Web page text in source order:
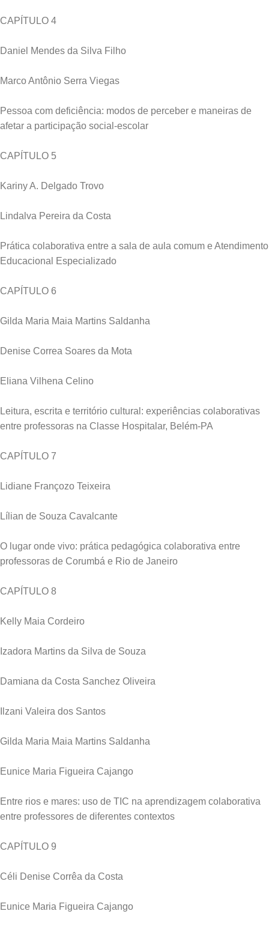
CAPÍTULO 4
Daniel Mendes da Silva Filho
Marco Antônio Serra Viegas
Pessoa com deficiência: modos de perceber e maneiras de
afetar a participação social-escolar
CAPÍTULO 5
Kariny A. Delgado Trovo
Lindalva Pereira da Costa
Prática colaborativa entre a sala de aula comum e Atendimento
Educacional Especializado
CAPÍTULO 6
Gilda Maria Maia Martins Saldanha
Denise Correa Soares da Mota
Eliana Vilhena Celino
Leitura, escrita e território cultural: experiências colaborativas
entre professoras na Classe Hospitalar, Belém-PA
CAPÍTULO 7
Lidiane Françozo Teixeira
Lílian de Souza Cavalcante
O lugar onde vivo: prática pedagógica colaborativa entre
professoras de Corumbá e Rio de Janeiro
CAPÍTULO 8
Kelly Maia Cordeiro
Izadora Martins da Silva de Souza
Damiana da Costa Sanchez Oliveira
Ilzani Valeira dos Santos
Gilda Maria Maia Martins Saldanha
Eunice Maria Figueira Cajango
Entre rios e mares: uso de TIC na aprendizagem colaborativa
entre professores de diferentes contextos
CAPÍTULO 9
Céli Denise Corrêa da Costa
Eunice Maria Figueira Cajango